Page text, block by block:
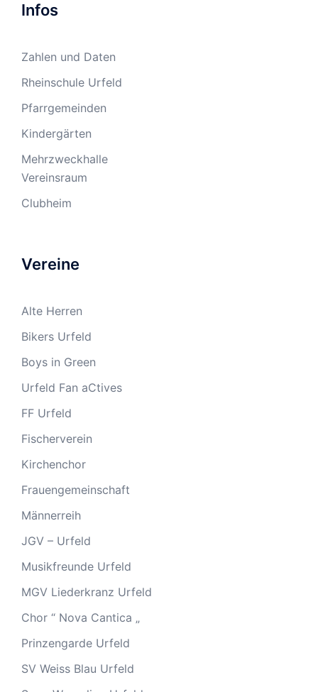
Infos
Zahlen und Daten
Rheinschule Urfeld
Pfarrgemeinden
Kindergärten
Mehrzweckhalle
Vereinsraum
Clubheim
Vereine
Alte Herren
Bikers Urfeld
Boys in Green
Urfeld Fan aCtives
FF Urfeld
Fischerverein
Kirchenchor
Frauengemeinschaft
Männerreih
JGV – Urfeld
Musikfreunde Urfeld
MGV Liederkranz Urfeld
Chor “ Nova Cantica „
Prinzengarde Urfeld
SV Weiss Blau Urfeld